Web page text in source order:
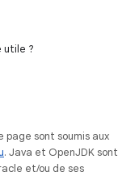
utile ?
sont soumis aux
. Java et OpenJDK sont
et/ou de ses